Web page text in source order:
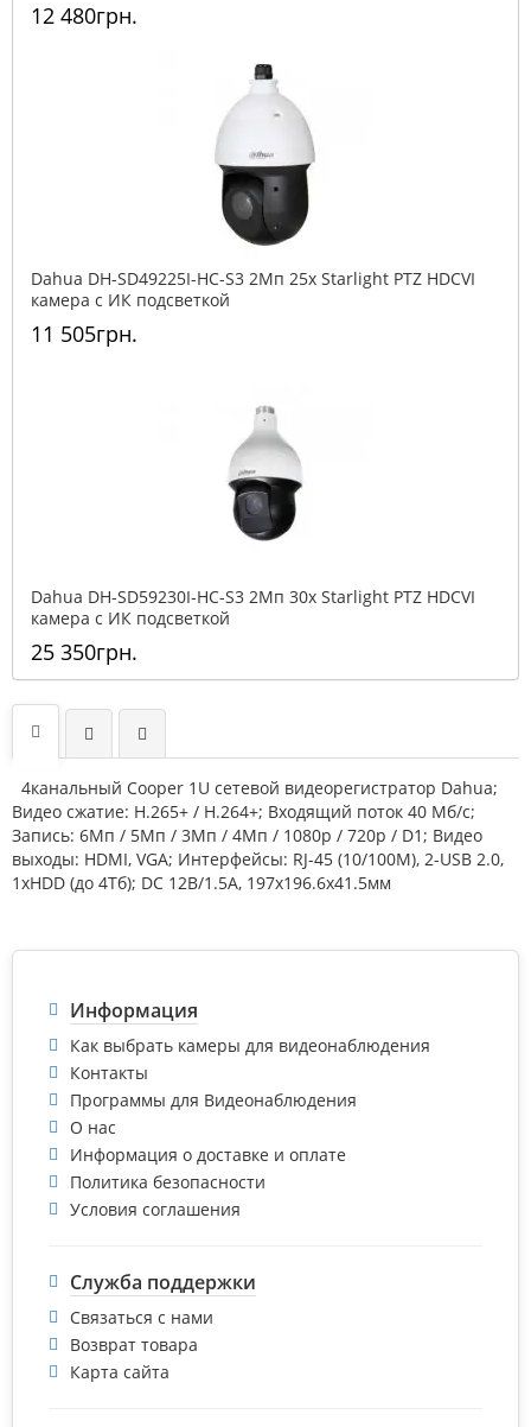
12 480грн.
Dahua DH-SD49225I-HC-S3 2Mп 25x Starlight PTZ HDCVI
камера с ИК подсветкой
11 505грн.
Dahua DH-SD59230I-HC-S3 2Mп 30x Starlight PTZ HDCVI
камера с ИК подсветкой
25 350грн.
4канальный Cooper 1U сетевой видеорегистратор Dahua;
Видео сжатие: H.265+ / H.264+; Входящий поток 40 Мб/с;
Запись: 6Мп / 5Мп / 3Мп / 4Мп / 1080р / 720p / D1; Видео
выходы: HDMI, VGA; Интерфейсы: RJ-45 (10/100М), 2-USB 2.0,
1хHDD (до 4Тб); DC 12В/1.5A, 197х196.6х41.5мм
Информация
Как выбрать камеры для видеонаблюдения
Контакты
Программы для Видеонаблюдения
О нас
Информация о доставке и оплате
Политика безопасности
Условия соглашения
Служба поддержки
Связаться с нами
Возврат товара
Карта сайта